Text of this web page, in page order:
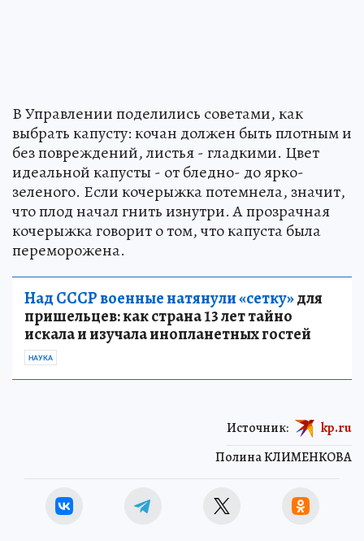
В Управлении поделились советами, как
выбрать капусту: кочан должен быть плотным и
без повреждений, листья - гладкими. Цвет
идеальной капусты - от бледно- до ярко-
зеленого. Если кочерыжка потемнела, значит,
что плод начал гнить изнутри. А прозрачная
кочерыжка говорит о том, что капуста была
переморожена.
Над СССР военные натянули «сетку»для
пришельцев: как страна 13 лет тайно
искала и изучала инопланетных гостей
НАУКА
Полина КЛИМЕНКОВА
Источник: kp.ru